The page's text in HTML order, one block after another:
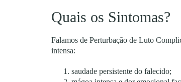
Quais os Sintomas?
Falamos de Perturbação de Luto
intensa:
saudade persistente do falecido;